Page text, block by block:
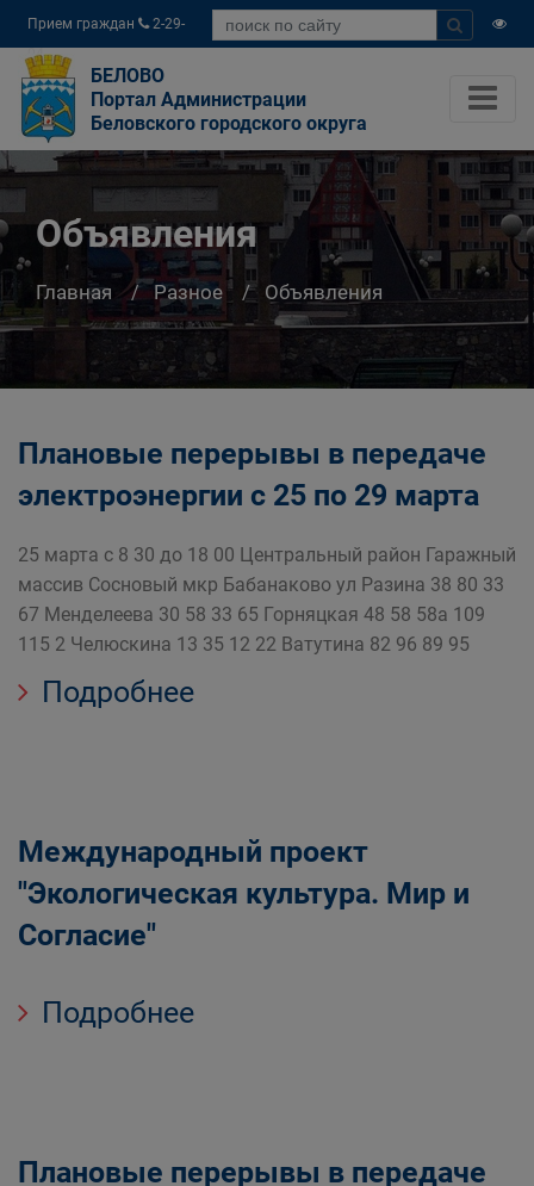
Прием граждан
2-29-
04
БЕЛОВО
Портал Администрации
Беловского городского округа
Объявления
Главная Разное Объявления
Плановые перерывы в передаче
электроэнергии с 25 по 29 марта
25 марта с 8 30 до 18 00 Центральный район Гаражный
массив Сосновый мкр Бабанаково ул Разина 38 80 33
67 Менделеева 30 58 33 65 Горняцкая 48 58 58а 109
115 2 Челюскина 13 35 12 22 Ватутина 82 96 89 95
Подробнее
Международный проект
"Экологическая культура. Мир и
Согласие"
Подробнее
Плановые перерывы в передаче